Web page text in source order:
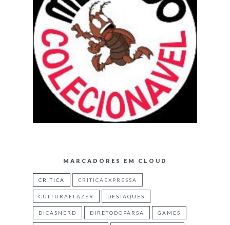
MARCADORES EM CLOUD
CRITICA CRITICAEXPRESSA
CULTURAELAZER DESTAQUES
DICASNERD DIRETODOPARSA GAMES